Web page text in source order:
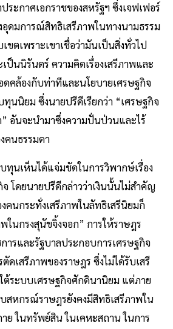
ระกาศเอกราชของสหรัฐฯ ซึ่งเจฟเฟอร์
อุดมการณ์สิทธิเสรีภาพในทางนามธรรม
ขตเพราะเขาเชื่อว่ามันเป็นสิ่งทั่วไป
ป็นนิรันดร์ ความคิดเรื่องเสรีภาพและ
คล้องกับท่าทีและนโยบายเศรษฐกิจ
นนิยม ซึ่งนายปรีดีเรียกว่า “เศรษฐกิจ
อันจะนำมาซึ่งความปั่นป่วนและไร้
คนธรรมดา
ทุนเห็นได้แจ่มชัดในการวิพากษ์เรื่อง
จ โดยนายปรีดีกล่าวว่าเงินนั้นไม่สำคัญ
คนกระทั่งเสรีภาพในลัทธิเสรีนิยมก็
ในกรงสุนัขจิ้งจอก” การให้ราษฎร
ารและรัฐบาลประกอบการเศรษฐกิจ
ดเสรีภาพของราษฎร ซึ่งไม่ได้รับเสรี
ต้ระบบเศรษฐกิจศักดินานิยม แต่ภาย
บสหกรณ์ราษฎรยังคงมีสิทธิเสรีภาพใน
าย ในทรัพย์สิน ในเคหะสถาน ในการ